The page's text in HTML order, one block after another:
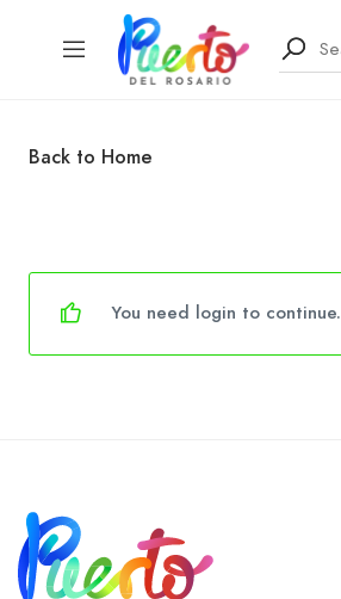
Back to Home
You need login to continue.